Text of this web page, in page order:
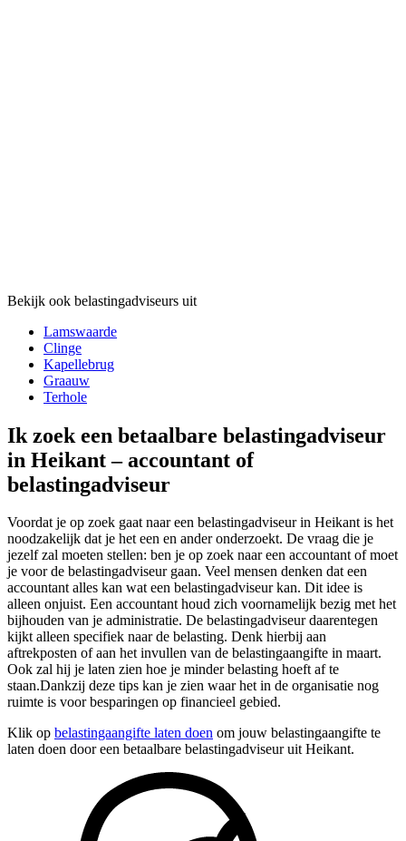
Bekijk ook belastingadviseurs uit
Lamswaarde
Clinge
Kapellebrug
Graauw
Terhole
Ik zoek een betaalbare belastingadviseur
in Heikant – accountant of
belastingadviseur
Voordat je op zoek gaat naar een belastingadviseur in Heikant is het
noodzakelijk dat je het een en ander onderzoekt. De vraag die je
jezelf zal moeten stellen: ben je op zoek naar een accountant of moet
je voor de belastingadviseur gaan. Veel mensen denken dat een
accountant alles kan wat een belastingadviseur kan. Dit idee is
alleen onjuist. Een accountant houd zich voornamelijk bezig met het
bijhouden van je administratie. De belastingadviseur daarentegen
kijkt alleen specifiek naar de belasting. Denk hierbij aan
aftrekposten of aan het invullen van de belastingaangifte in maart.
Ook zal hij je laten zien hoe je minder belasting hoeft af te
staan.Dankzij deze tips kan je zien waar het in de organisatie nog
ruimte is voor besparingen op financieel gebied.
Klik op belastingaangifte laten doen om jouw belastingaangifte te
laten doen door een betaalbare belastingadviseur uit Heikant.